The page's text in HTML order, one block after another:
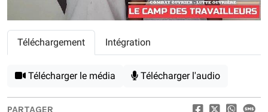
Téléchargement Intégration
Télécharger le média Télécharger l'audio
PARTAGER